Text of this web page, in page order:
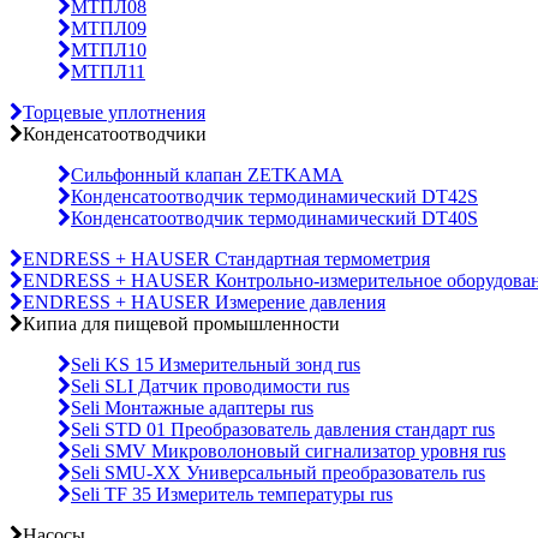
МТПЛ08
МТПЛ09
МТПЛ10
МТПЛ11
Торцевые уплотнения
Конденсатоотводчики
Сильфонный клапан ZETKAMA
Конденсатоотводчик термодинамический DT42S
Конденсатоотводчик термодинамический DT40S
ENDRESS + HAUSER Стандартная термометрия
ENDRESS + HAUSER Контрольно-измерительное
ENDRESS + HAUSER Измерение давления
Кипиа для пищевой промышленности
Seli KS 15 Измерительный зонд rus
Seli SLI Датчик проводимости rus
Seli Монтажные адаптеры rus
Seli STD 01 Преобразователь давления стандарт rus
Seli SMV Микроволоновый сигнализатор уровня rus
Seli SMU-ХХ Универсальный преобразователь rus
Seli TF 35 Измеритель температуры rus